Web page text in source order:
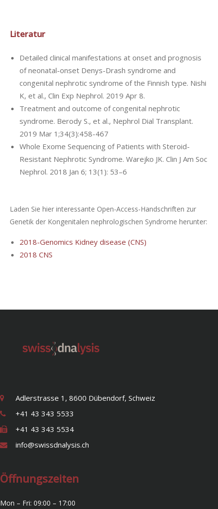
Literatur
Detailed clinical manifestations at onset and prognosis
of neonatal-onset Denys-Drash syndrome and
congenital nephrotic syndrome of the Finnish type. Nishi
K, et al., Clin Exp Nephrol. 2019 Apr 8.
Treatment and outcome of congenital nephrotic
syndrome. Berody S., et al., Nephrol Dial Transplant.
2019 Mar 1;34(3):458-467
Whole Exome Sequencing of Patients with Steroid-
Resistant Nephrotic Syndrome. Warejko JK. Clin J Am Soc
Nephrol. 2018 Jan 6; 13(1): 53–6
Laden Sie hier interessante Open-Access-Handschriften zur
Genetik der Kongenitalen nephrologischen Syndrome herunter:
2018-Genomics Kidney disease (CNS)
2018 CNS
Adlerstrasse 1, 8600 Dübendorf, Schweiz
+41 43 343 5533
+41 43 343 5534
info@swissdnalysis.ch
Öffnungszeiten
Mon – Fri: 09:00 – 17:00